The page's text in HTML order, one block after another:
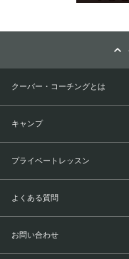
クーバー・コーチングとは
キャンプ
プライベートレッスン
よくある質問
お問い合わせ